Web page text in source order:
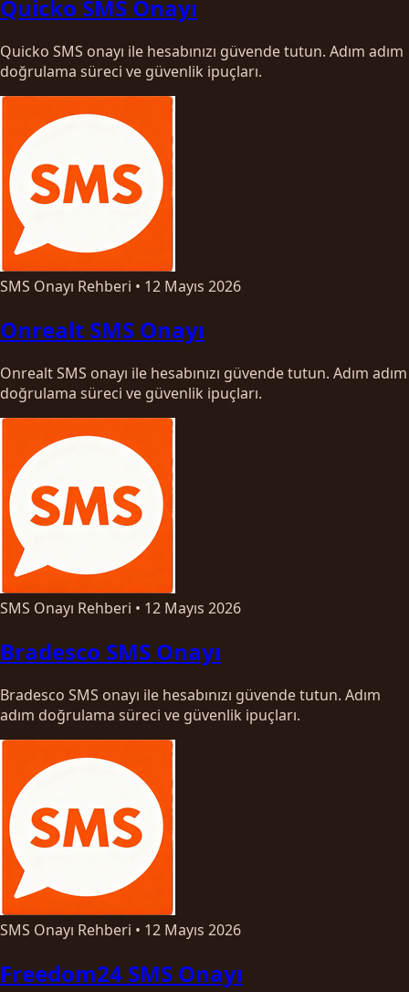
Quicko SMS Onayı
Quicko SMS onayı ile hesabınızı güvende tutun. Adım adım
doğrulama süreci ve güvenlik ipuçları.
SMS Onayı Rehberi • 12 Mayıs 2026
Onrealt SMS Onayı
Onrealt SMS onayı ile hesabınızı güvende tutun. Adım adım
doğrulama süreci ve güvenlik ipuçları.
SMS Onayı Rehberi • 12 Mayıs 2026
Bradesco SMS Onayı
Bradesco SMS onayı ile hesabınızı güvende tutun. Adım
adım doğrulama süreci ve güvenlik ipuçları.
SMS Onayı Rehberi • 12 Mayıs 2026
Freedom24 SMS Onayı